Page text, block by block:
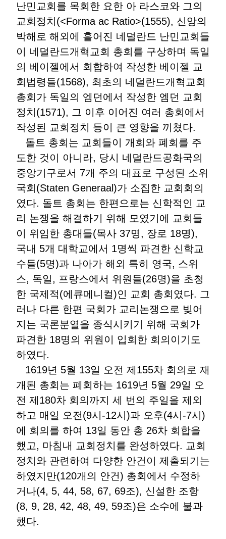
난민교회를 목회한 요한 아 라스코와 그의
교회정치(<Forma ac Ratio>(1555), 신앙의
박해로 해외에 흩어진 네덜란드 난민교회들
이 네덜란드개혁교회 총회를 구상하며 독일
의 베이젤에서 회합하여 작성한 베이젤 교
회법령들(1568), 최초의 네덜란드개혁교회
총회가 독일의 엠던에서 작성한 엠던 교회
정치(1571), 그 이후 이어진 여러 총회에서
작성된 교회정치 등이 큰 영향을 끼쳤다.
돌트 총회는 교회들이 개회와 폐회를 주
도한 것이 아니라, 당시 네덜란드공화국의
중앙기구로서 7개 주의 대표로 구성된 소위
국회(Staten Generaal)가 소집한 교회회의
였다. 돌트 총회는 한편으로는 신학적인 교
리 논쟁을 해결하기 위해 모였기에 교회들
이 위임한 총대들(목사 37명, 장로 18명),
국내 5개 대학교에서 1명씩 파견한 신학교
수들(5명)과 나아가 해외 특히 영국, 스위
스, 독일, 프랑스에서 위원들(26명)을 초청
한 국제적(에큐메니컬)인 교회 총회였다. 그
러나 다른 한편 국회가 교리논쟁으로 빚어
지는 국론분열을 종식시키기 위해 국회가
파견한 18명의 위원이 입회한 회의이기도
하였다.
1619년 5월 13일 오전 제155차 회의로 재
개된 총회는 폐회하는 1619년 5월 29일 오
전 제180차 회의까지 세 번의 주일을 제외
하고 매일 오전(9시-12시)과 오후(4시-7시)
에 회의를 하여 13일 동안 총 26차 회합을
했고, 마침내 교회정치를 완성하였다. 교회
정치와 관련하여 다양한 안건이 제출되기는
하였지만(120개의 안건) 총회에서 수정하
거나(4, 5, 44, 58, 67, 69조), 신설한 조항
(8, 9, 28, 42, 48, 49, 59조)은 소수에 불과
했다.